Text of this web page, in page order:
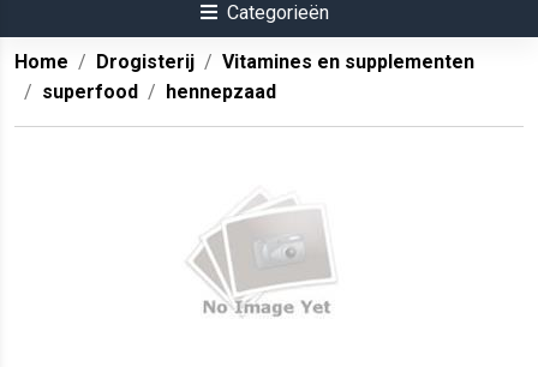
Categorieën
Home Drogisterij
Vitamines en supplementen
superfood
hennepzaad